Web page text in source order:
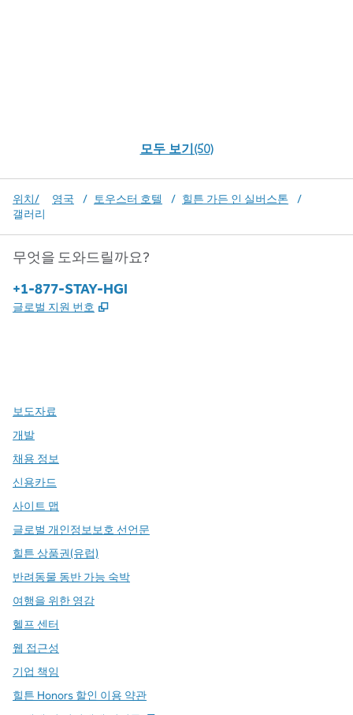
모두 보기(50)
위치/ 영국 / 토우스터 호텔 / 힐튼 가든 인 실버스톤
/
갤러리
무엇을 도와드릴까요?
전화:
+1-877-STAY-HGI
글로벌 지원 번호 ,
보도자료
개발
채용 정보
신용카드
사이트 맵
글로벌 개인정보보호 선언문
힐튼 상품권(유럽)
반려동물 동반 가능 숙박
여행을 위한 영감
헬프 센터
웹 접근성
기업 책임
힐튼 Honors 할인 이용 약관